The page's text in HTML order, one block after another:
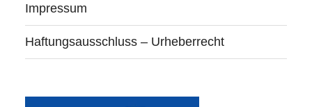
Impressum
Haftungsausschluss – Urheberrecht